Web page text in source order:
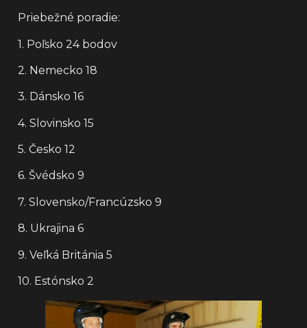
Priebežné poradie:
1. Poľsko 24 bodov
2. Nemecko 18
3. Dánsko 16
4. Slovinsko 15
5. Česko 12
6. Švédsko 9
7. Slovensko/Francúzsko 9
8. Ukrajina 6
9. Veľká Británia 5
10. Estónsko 2